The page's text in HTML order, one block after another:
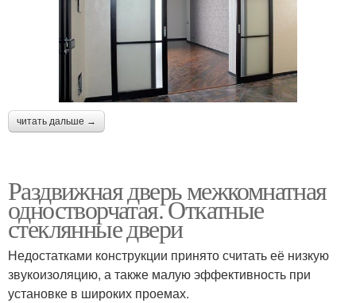
читать дальше →
Раздвижная дверь межкомнатная
одностворчатая. Откатные
стеклянные двери
Недостатками конструкции принято считать её низкую
звукоизоляцию, а также малую эффективность при
установке в широких проемах.